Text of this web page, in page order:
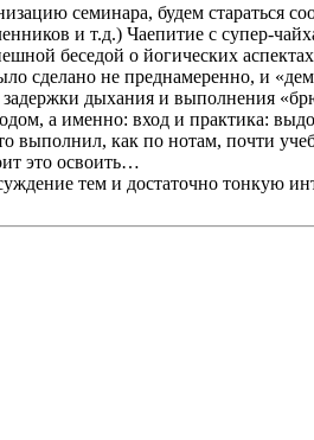
семинара, будем стараться
и т.д.) Чаепитие с супер-
беседой о йогических
сделано не преднамеренно, и
задержки дыхания и выполнения
а именно: вход и практика:
как по нотам, почти
это освоить…
тем и достаточно тонкую